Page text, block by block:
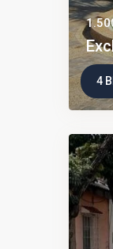
4